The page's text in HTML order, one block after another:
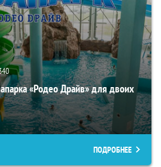
«Родео Драйв» для двоих
ПОДРОБНЕЕ